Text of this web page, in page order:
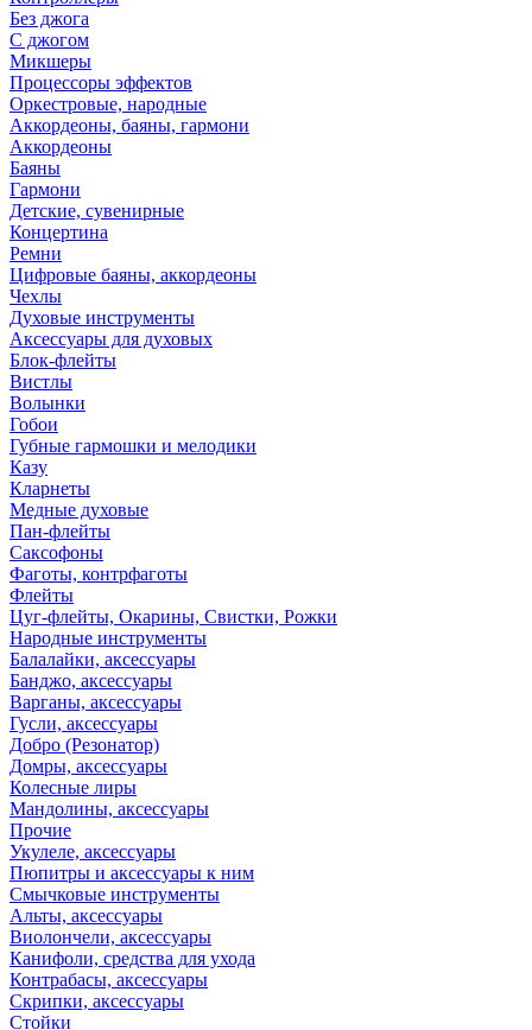
Без джога
С джогом
Микшеры
Процессоры эффектов
Оркестровые, народные
Аккордеоны, баяны, гармони
Аккордеоны
Баяны
Гармони
Детские, сувенирные
Концертина
Ремни
Цифровые баяны, аккордеоны
Чехлы
Духовые инструменты
Аксессуары для духовых
Блок-флейты
Вистлы
Волынки
Гобои
Губные гармошки и мелодики
Казу
Кларнеты
Медные духовые
Пан-флейты
Саксофоны
Фаготы, контрфаготы
Флейты
Цуг-флейты, Окарины, Свистки, Рожки
Народные инструменты
Балалайки, аксессуары
Банджо, аксессуары
Варганы, аксессуары
Гусли, аксессуары
Добро (Резонатор)
Домры, аксессуары
Колесные лиры
Мандолины, аксессуары
Прочие
Укулеле, аксессуары
Пюпитры и аксессуары к ним
Смычковые инструменты
Альты, аксессуары
Виолончели, аксессуары
Канифоли, средства для ухода
Контрабасы, аксессуары
Скрипки, аксессуары
Стойки